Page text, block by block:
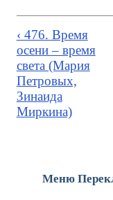
Меню
‹ 476. Время
осени – время
света (Мария
Петровых,
Зинаида
Миркина)